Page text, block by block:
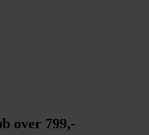
over 799,-